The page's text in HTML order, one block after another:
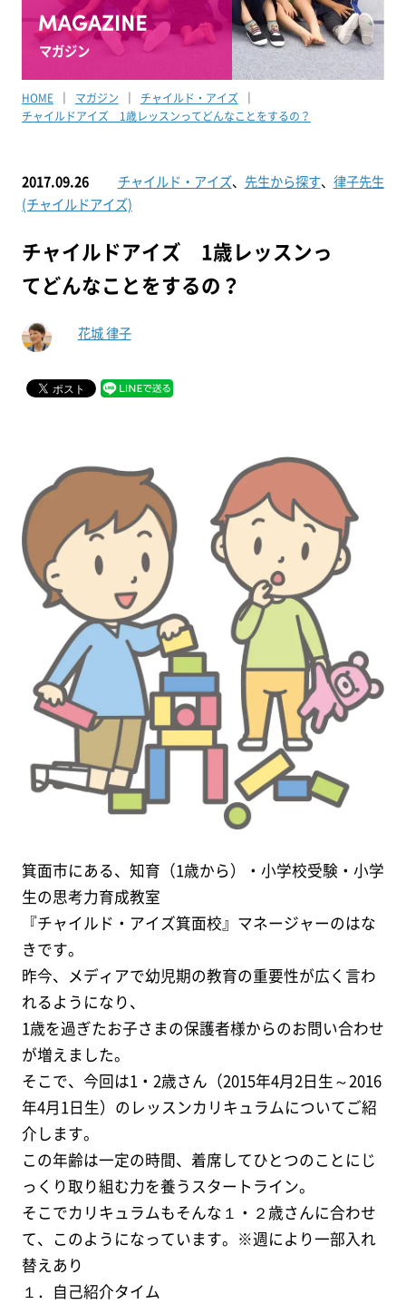
マガジン
HOME マガジン
チャイルド・アイズ
チャイルドアイズ 1歳レッスンってどんなことをするの？
2017.09.26 チャイルド・アイズ、 先生から探す、 律子先生
(チャイルドアイズ)
チャイルドアイズ 1歳レッスンっ
てどんなことをするの？
花城 律子
箕面市にある、知育（1歳から）・小学校受験・小学
生の思考力育成教室
『チャイルド・アイズ箕面校』マネージャーのはな
きです。
昨今、メディアで幼児期の教育の重要性が広く言わ
れるようになり、
1歳を過ぎたお子さまの保護者様からのお問い合わせ
が増えました。
そこで、今回は1・2歳さん（2015年4月2日生～2016
年4月1日生）のレッスンカリキュラムについてご紹
介します。
この年齢は一定の時間、着席してひとつのことにじ
っくり取り組む力を養うスタートライン。
そこでカリキュラムもそんな１・２歳さんに合わせ
て、このようになっています。※週により一部入れ
替えあり
１．自己紹介タイム